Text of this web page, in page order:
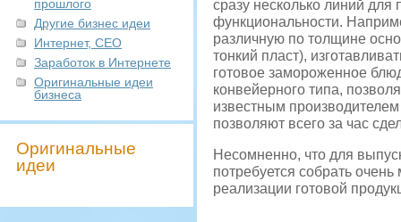
прошлого
Другие бизнес идеи
Интернет, СЕО
Заработок в Интернете
Оригинальные идеи
бизнеса
Оригинальные
идеи
сразу несколько линий
функциональности.
различную по толщине
тонкий пласт),
готовое замороженное
конвейерного типа,
известным
позволяют всего за час
Несомненно, что для
потребуется собрать
реализации готовой